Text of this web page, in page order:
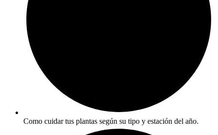
Como cuidar tus plantas según su tipo y estación del año.